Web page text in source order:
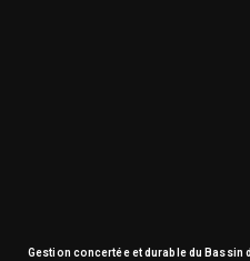
Gestion concertée et durable du Bassin